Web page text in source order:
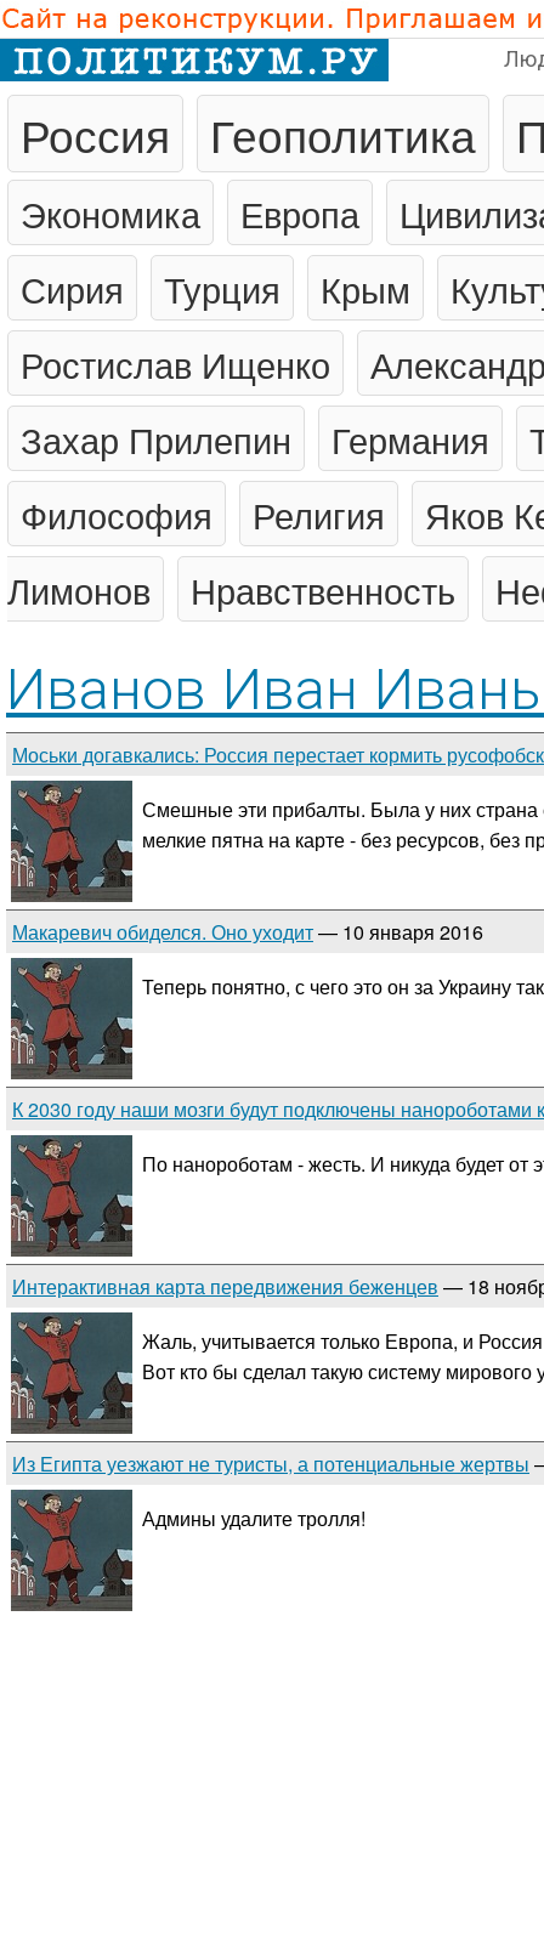
Россия Геополитика
Экономика Европа
Сирия
Турция Крым
Ростислав Ищенко
Захар Прилепин
Германия
Философия
Религия
Яков
Лимонов
Нравственность
Иванов Иван
Моськи догавкались: Россия перестает кормить
Смешные эти прибалты. Была у них
мелкие пятна на карте - без ресурсов, без
Макаревич обиделся. Оно уходит— 10 января 2016
Теперь понятно, с чего это он за Украину
К 2030 году наши мозги будут подключены нанороботами
По нанороботам - жесть. И никуда будет от
Интерактивная карта передвижения беженцев — 18
Жаль, учитывается только Европа, и
Вот кто бы сделал такую систему
Из Египта уезжают не туристы, а потенциальные жертвы
Админы удалите тролля!